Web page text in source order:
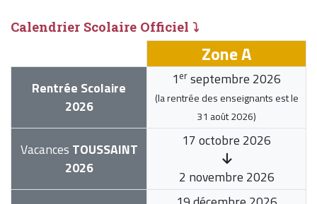
Calendrier Scolaire Officiel ⤵
Zone A
Rentrée Scolaire
2026
1 er septembre 2026
(la rentrée des enseignants est le
31 août 2026)
Vacances TOUSSAINT
2026
17 octobre 2026
2 novembre 2026